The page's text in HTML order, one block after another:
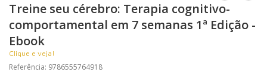
Treine seu cérebro: Terapia cognitivo-
comportamental em 7 semanas 1ª Edição -
Ebook
Clique e veja!
Referência: 9786555764918